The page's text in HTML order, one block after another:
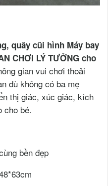
quây cũi hình Máy bay
CHƠI LÝ TƯỞNG cho
gian vui chơi thoải
dù không có ba mẹ
thị giác, xúc giác, kích
cho bé.
bền đẹp